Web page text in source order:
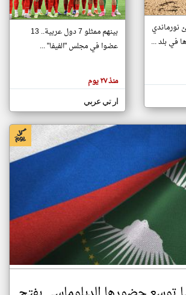
تغيير الدولة
اخبار جزر القمر على مدار الساعة
أهم اخبار جزر القمر العاجلة والمباشرة
نورماندي
في بلد ...
بينهم ممثلو 7 دول عربية.. 13
عضوا في مجلس "الفيفا" ...
منذ ٢٧ يوم
ار تي عربي
klyoum.com